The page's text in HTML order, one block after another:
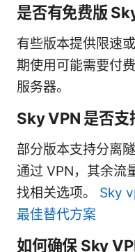
是否有免费版
有些版本提供限速
期使用可能需要付
服务器。
Sky VPN 是否支
部分版本支持分离
通过 VPN，其余流
找相关选项。 Sky
最佳替代方案
如何确保 Sky